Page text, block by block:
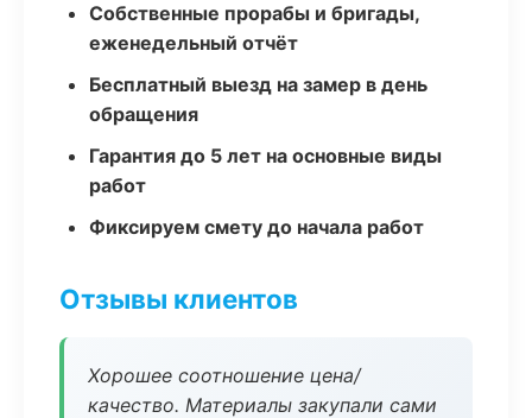
Собственные прорабы и бригады,
еженедельный отчёт
Бесплатный выезд на замер в день
обращения
Гарантия до 5 лет на основные виды
работ
Фиксируем смету до начала работ
Отзывы клиентов
Хорошее соотношение цена/
качество. Материалы закупали сами